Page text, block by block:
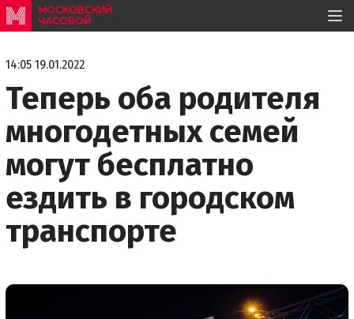
МОСКОВСКИЙ
ЧАСОВОЙ
14:05 19.01.2022
Теперь оба родителя
многодетных семей
могут бесплатно
ездить в городском
транспорте